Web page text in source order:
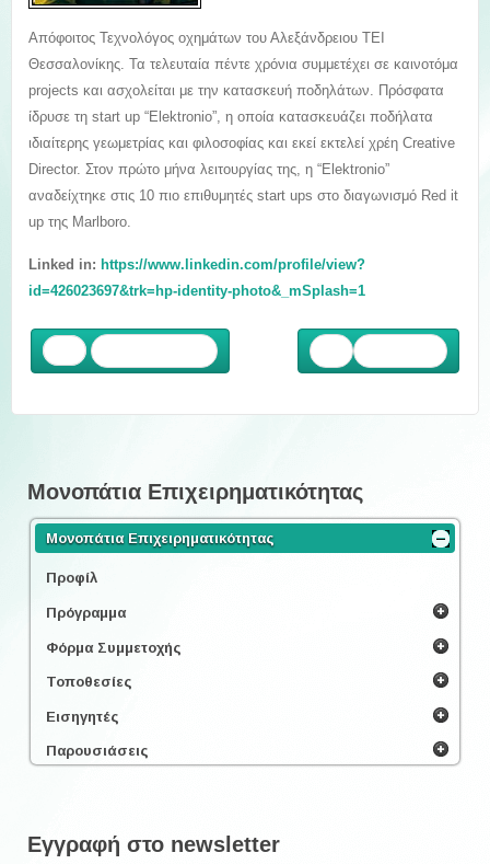
Απόφοιτος Τεχνολόγος οχημάτων του Αλεξάνδρειου ΤΕΙ
Θεσσαλονίκης. Τα τελευταία πέντε χρόνια συμμετέχει σε καινοτόμα
projects και ασχολείται με την κατασκευή ποδηλάτων. Πρόσφατα
ίδρυσε τη start up “Elektronio”, η οποία κατασκευάζει ποδήλατα
ιδιαίτερης γεωμετρίας και φιλοσοφίας και εκεί εκτελεί χρέη Creative
Director. Στον πρώτο μήνα λειτουργίας της, η “Elektronio”
αναδείχτηκε στις 10 πιο επιθυμητές start ups στο διαγωνισμό Red it
up της Marlboro.
Linked in: https://www.linkedin.com/profile/view?
id=426023697&trk=hp-identity-photo&_mSplash=1
Μονοπάτια Επιχειρηματικότητας
Μονοπάτια Επιχειρηματικότητας
Προφίλ
Πρόγραμμα
Φόρμα Συμμετοχής
Τοποθεσίες
Εισηγητές
Παρουσιάσεις
Εγγραφή στο newsletter